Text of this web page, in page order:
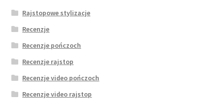
Rajstopowe stylizacje
Recenzje
Recenzje pończoch
Recenzje rajstop
Recenzje video pończoch
Recenzje video rajstop